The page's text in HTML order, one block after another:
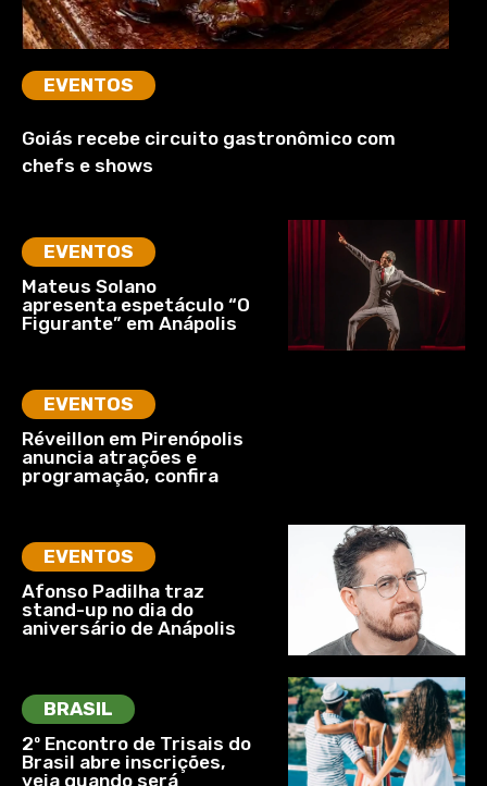
EVENTOS
Goiás recebe circuito gastronômico com
chefs e shows
EVENTOS
Mateus Solano
apresenta espetáculo “O
Figurante” em Anápolis
EVENTOS
Réveillon em Pirenópolis
anuncia atrações e
programação, confira
EVENTOS
Afonso Padilha traz
stand-up no dia do
aniversário de Anápolis
BRASIL
2º Encontro de Trisais do
Brasil abre inscrições,
veja quando será